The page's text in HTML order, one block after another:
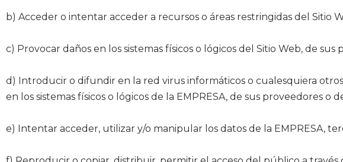
b) Acceder o intentar acceder a recursos o áreas restringidas del Sitio
c) Provocar daños en los sistemas físicos o lógicos del Sitio Web, de
d) Introducir o difundir en la red virus informáticos o cualesquiera
en los sistemas físicos o lógicos de la EMPRESA, de sus proveedores o
e) Intentar acceder, utilizar y/o manipular los datos de la EMPRESA,